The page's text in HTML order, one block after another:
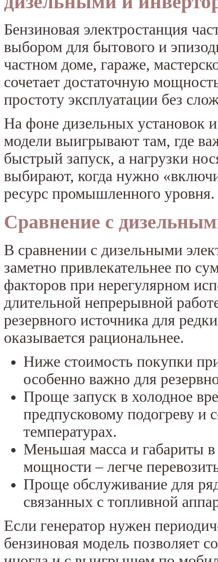
Бензиновая электростанция
выбором для бытового и
частном доме, гараже,
сочетает достаточную
простоту эксплуатации без
На фоне дизельных установок
модели выигрывают там, где
быстрый запуск, а нагрузки
выбирают, когда нужно
ресурс промышленного уровня.
Сравнение с
В сравнении с дизельными
заметно привлекательнее по
факторов при нерегулярном
длительной непрерывной
резервного источника для
оказывается рациональнее.
Ниже стоимость покупки
особенно важно для
Проще запуск в холодное
предпусковому подогреву и
температурах.
Меньшая масса и габариты
мощности – легче
Проще обслуживание для
связанных с топливной
Если генератор нужен
бензиновая модель позволяет